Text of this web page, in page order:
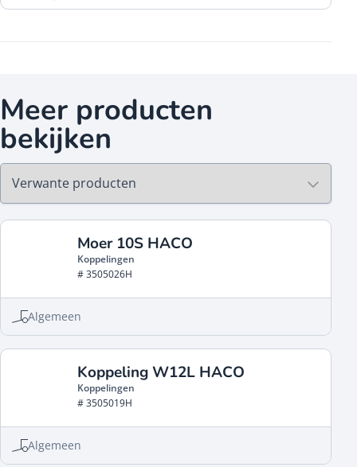
Meer producten
bekijken
Moer 10S HACO
Koppelingen
# 3505026H
Algemeen
Koppeling W12L HACO
Koppelingen
# 3505019H
Algemeen